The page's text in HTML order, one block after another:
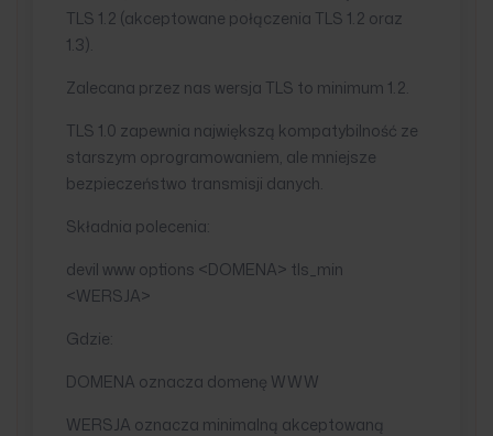
TLS 1.2 (akceptowane połączenia TLS 1.2 oraz
1.3).
Zalecana przez nas wersja TLS to minimum 1.2.
TLS 1.0 zapewnia największą kompatybilność ze
starszym oprogramowaniem, ale mniejsze
bezpieczeństwo transmisji danych.
Składnia polecenia:
devil www options <DOMENA> tls_min
<WERSJA>
Gdzie:
DOMENA oznacza domenę WWW
WERSJA oznacza minimalną akceptowaną